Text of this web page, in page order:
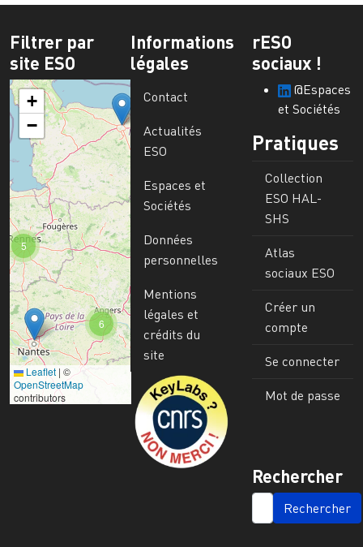
Filtrer par
site ESO
6
5
+
−
Leaflet | ©
OpenStreetMap
contributors
Informations
légales
Contact
Actualités
ESO
Espaces et
Sociétés
Données
personnelles
Mentions
légales et
crédits du
site
Image
rESO
sociaux !
@Espaces
et Sociétés
Pratiques
Collection
ESO HAL-
SHS
Atlas
sociaux ESO
Créer un
compte
Se connecter
Mot de passe
Rechercher
SEARCH